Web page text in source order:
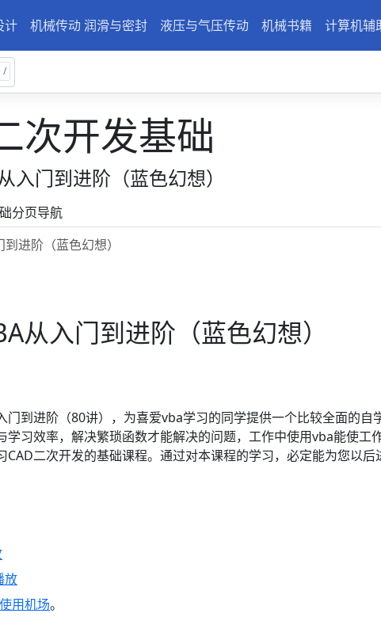
计 机械传动 润滑与密封 液压与气压传动 机械书籍 计算机辅
次开发基础
入门到进阶（蓝色幻想）
分页导航
进阶（蓝色幻想）
从入门到进阶（蓝色幻想）
门到进阶（80讲），为喜爱vba学习的同学提供一个比较全面的自
学习效率，解决繁琐函数才能解决的问题，工作中使用vba能使工
CAD二次开发的基础课程。通过对本课程的学习，必定能为您以
放
使用机场。